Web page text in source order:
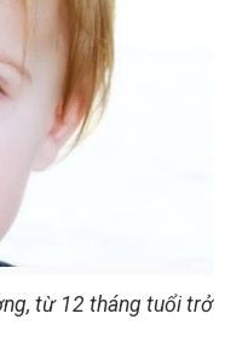
từ 12 tháng tuổi trở